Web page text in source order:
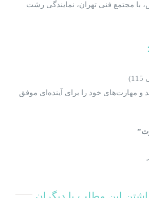
با مجتمع فنی تهران، نمایندگی رشت
:
و مهارت‌های خود را برای آینده‌ای موفق